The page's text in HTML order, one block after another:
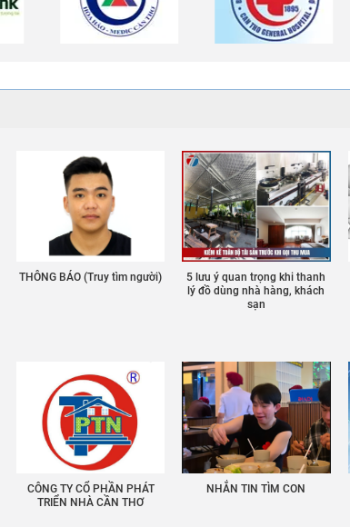
THÔNG BÁO (Truy tìm người)
5 lưu ý quan trọng khi thanh
lý đồ dùng nhà hàng, khách
sạn
CÔNG TY CỔ PHẦN PHÁT
TRIỂN NHÀ CẦN THƠ
NHẮN TIN TÌM CON